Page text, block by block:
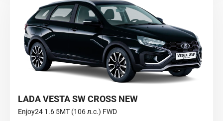
LADA VESTA SW CROSS NEW
Enjoy24 1.6 5MT (106 л.с.) FWD